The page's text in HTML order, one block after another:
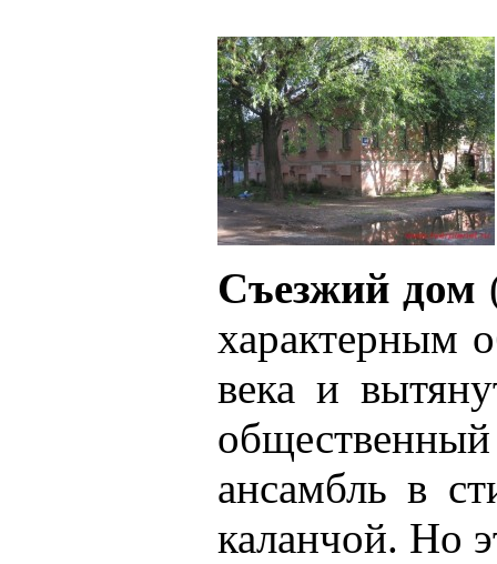
Съезжий дом
характерным
века и
общественный
ансамбль в
каланчой. Но